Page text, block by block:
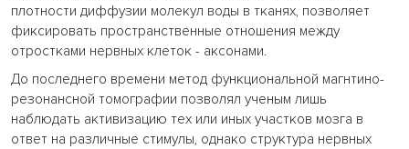
плотности диффузии молекул воды в тканях, позволяет
фиксировать пространственные отношения между
отростками нервных клеток - аксонами.
До последнего времени метод функциональной магнтино-
резонансной томографии позволял ученым лишь
наблюдать активизацию тех или иных участков мозга в
ответ на различные стимулы, однако структура нервных